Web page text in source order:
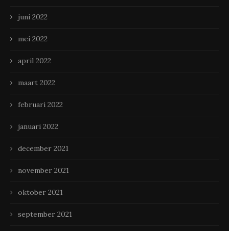
juni 2022
mei 2022
april 2022
maart 2022
februari 2022
januari 2022
december 2021
november 2021
oktober 2021
september 2021